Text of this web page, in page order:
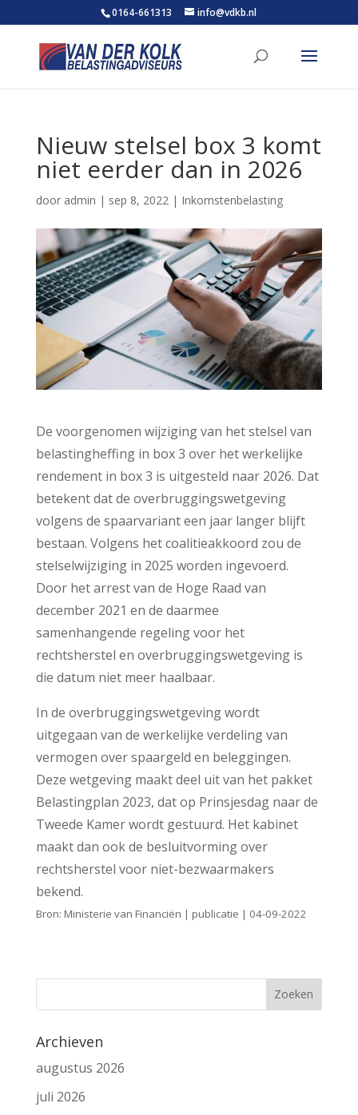
0164-661313 info@vdkb.nl
Nieuw stelsel box 3 komt
niet eerder dan in 2026
door admin | sep 8, 2022| Inkomstenbelasting
De voorgenomen wijziging van het stelsel van
belastingheffing in box 3 over het werkelijke
rendement in box 3 is uitgesteld naar 2026. Dat
betekent dat de overbruggingswetgeving
volgens de spaarvariant een jaar langer blijft
bestaan. Volgens het coalitieakkoord zou de
stelselwijziging in 2025 worden ingevoerd.
Door het arrest van de Hoge Raad van
december 2021 en de daarmee
samenhangende regeling voor het
rechtsherstel en overbruggingswetgeving is
die datum niet meer haalbaar.
In de overbruggingswetgeving wordt
uitgegaan van de werkelijke verdeling van
vermogen over spaargeld en beleggingen.
Deze wetgeving maakt deel uit van het pakket
Belastingplan 2023, dat op Prinsjesdag naar de
Tweede Kamer wordt gestuurd. Het kabinet
maakt dan ook de besluitvorming over
rechtsherstel voor niet-bezwaarmakers
bekend.
Bron: Ministerie van Financiën | publicatie | 04-09-2022
Archieven
augustus 2026
juli 2026